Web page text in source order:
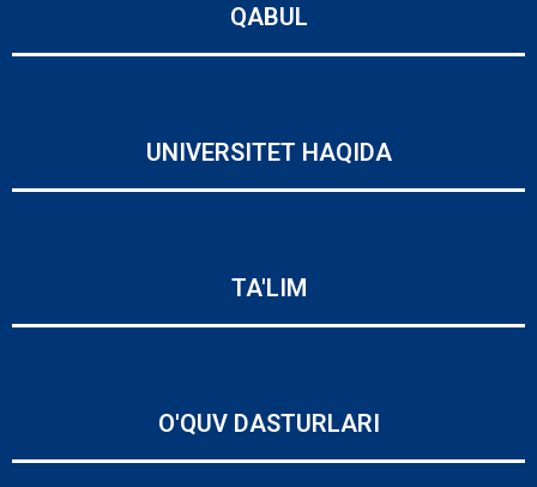
QABUL
UNIVERSITET HAQIDA
TA'LIM
O'QUV DASTURLARI